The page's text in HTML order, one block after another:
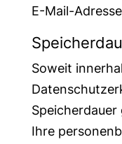
E-Mail-
Soweit
Ihre